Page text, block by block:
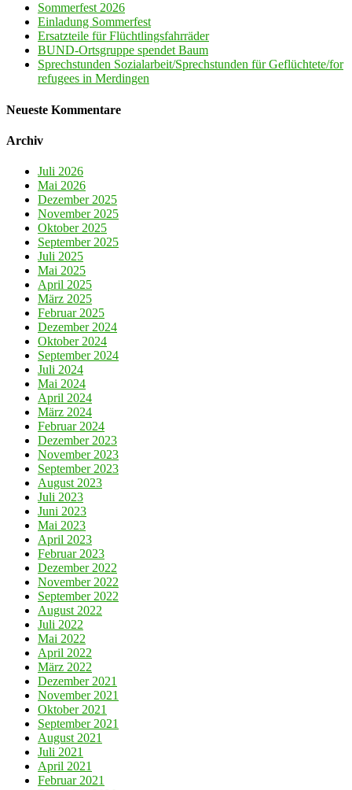
Sommerfest 2026
Einladung Sommerfest
Ersatzteile für Flüchtlingsfahrräder
BUND-Ortsgruppe spendet Baum
Sprechstunden Sozialarbeit/Sprechstunden für Geflüchtete/for
refugees in Merdingen
Neueste Kommentare
Archiv
Juli 2026
Mai 2026
Dezember 2025
November 2025
Oktober 2025
September 2025
Juli 2025
Mai 2025
April 2025
März 2025
Februar 2025
Dezember 2024
Oktober 2024
September 2024
Juli 2024
Mai 2024
April 2024
März 2024
Februar 2024
Dezember 2023
November 2023
September 2023
August 2023
Juli 2023
Juni 2023
Mai 2023
April 2023
Februar 2023
Dezember 2022
November 2022
September 2022
August 2022
Juli 2022
Mai 2022
April 2022
März 2022
Dezember 2021
November 2021
Oktober 2021
September 2021
August 2021
Juli 2021
April 2021
Februar 2021